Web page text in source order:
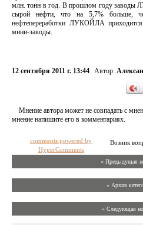
млн. тонн в год. В прошлом году заводы
сырой нефти, что на 5,7% больше,
нефтепереработки ЛУКОЙЛА
мини-заводы.
12 сентября 2011 г. 13:44 Автор:
Мнение автора может не совпадать с
мнение напишите его в комментариях.
Возник
comments powered by
HyperComments
« Предыдущая
» Архив
» Следующая